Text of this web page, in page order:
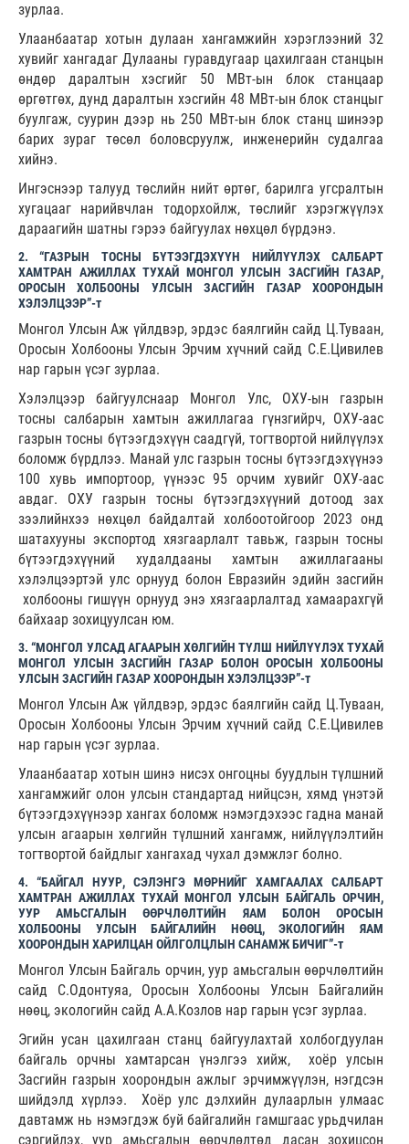
зурлаа.
Улаанбаатар хотын дулаан хангамжийн хэрэглээний 32
хувийг хангадаг Дулааны гуравдугаар цахилгаан станцын
өндөр даралтын хэсгийг 50 МВт-ын блок станцаар
өргөтгөх, дунд даралтын хэсгийн 48 МВт-ын блок станцыг
буулгаж, суурин дээр нь 250 МВт-ын блок станц шинээр
барих зураг төсөл боловсруулж, инженерийн судалгаа
хийнэ.
Ингэснээр талууд төслийн нийт өртөг, барилга угсралтын
хугацааг нарийвчлан тодорхойлж, төслийг хэрэгжүүлэх
дараагийн шатны гэрээ байгуулах нөхцөл бүрдэнэ.
2. “ГАЗРЫН ТОСНЫ БҮТЭЭГДЭХҮҮН НИЙЛҮҮЛЭХ САЛБАРТ
ХАМТРАН АЖИЛЛАХ ТУХАЙ МОНГОЛ УЛСЫН ЗАСГИЙН ГАЗАР,
ОРОСЫН ХОЛБООНЫ УЛСЫН ЗАСГИЙН ГАЗАР ХООРОНДЫН
ХЭЛЭЛЦЭЭР”-т
Монгол Улсын Аж үйлдвэр, эрдэс баялгийн сайд Ц.Туваан,
Оросын Холбооны Улсын Эрчим хүчний сайд С.Е.Цивилев
нар гарын үсэг зурлаа.
Хэлэлцээр байгуулснаар Монгол Улс, ОХУ-ын газрын
тосны салбарын хамтын ажиллагаа гүнзгийрч, ОХУ-аас
газрын тосны бүтээгдэхүүн саадгүй, тогтвортой нийлүүлэх
боломж бүрдлээ. Манай улс газрын тосны бүтээгдэхүүнээ
100 хувь импортоор, үүнээс 95 орчим хувийг ОХУ-аас
авдаг. ОХУ газрын тосны бүтээгдэхүүний дотоод зах
зээлийнхээ нөхцөл байдалтай холбоотойгоор 2023 онд
шатахууны экспортод хязгаарлалт тавьж, газрын тосны
бүтээгдэхүүний худалдааны хамтын ажиллагааны
хэлэлцээртэй улс орнууд болон Евразийн эдийн засгийн
холбооны гишүүн орнууд энэ хязгаарлалтад хамаарахгүй
байхаар зохицуулсан юм.
3. “МОНГОЛ УЛСАД АГААРЫН ХӨЛГИЙН ТҮЛШ НИЙЛҮҮЛЭХ ТУХАЙ
МОНГОЛ УЛСЫН ЗАСГИЙН ГАЗАР БОЛОН ОРОСЫН ХОЛБООНЫ
УЛСЫН ЗАСГИЙН ГАЗАР ХООРОНДЫН ХЭЛЭЛЦЭЭР”-т
Монгол Улсын Аж үйлдвэр, эрдэс баялгийн сайд Ц.Туваан,
Оросын Холбооны Улсын Эрчим хүчний сайд С.Е.Цивилев
нар гарын үсэг зурлаа.
Улаанбаатар хотын шинэ нисэх онгоцны буудлын түлшний
хангамжийг олон улсын стандартад нийцсэн, хямд үнэтэй
бүтээгдэхүүнээр хангах боломж нэмэгдэхээс гадна манай
улсын агаарын хөлгийн түлшний хангамж, нийлүүлэлтийн
тогтвортой байдлыг хангахад чухал дэмжлэг болно.
4. “БАЙГАЛ НУУР, СЭЛЭНГЭ МӨРНИЙГ ХАМГААЛАХ САЛБАРТ
ХАМТРАН АЖИЛЛАХ ТУХАЙ МОНГОЛ УЛСЫН БАЙГАЛЬ ОРЧИН,
УУР АМЬСГАЛЫН ӨӨРЧЛӨЛТИЙН ЯАМ БОЛОН ОРОСЫН
ХОЛБООНЫ УЛСЫН БАЙГАЛИЙН НӨӨЦ, ЭКОЛОГИЙН ЯАМ
ХООРОНДЫН ХАРИЛЦАН ОЙЛГОЛЦЛЫН САНАМЖ БИЧИГ”-т
Монгол Улсын Байгаль орчин, уур амьсгалын өөрчлөлтийн
сайд С.Одонтуяа, Оросын Холбооны Улсын Байгалийн
нөөц, экологийн сайд А.А.Козлов нар гарын үсэг зурлаа.
Эгийн усан цахилгаан станц байгуулахтай холбогдуулан
байгаль орчны хамтарсан үнэлгээ хийж, хоёр улсын
Засгийн газрын хоорондын ажлыг эрчимжүүлэн, нэгдсэн
шийдэлд хүрлээ. Хоёр улс дэлхийн дулаарлын улмаас
давтамж нь нэмэгдэж буй байгалийн гамшгаас урьдчилан
сэргийлэх, уур амьсгалын өөрчлөлтөд дасан зохицсон